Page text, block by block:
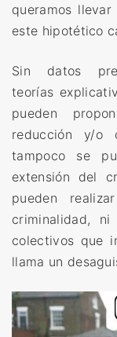
queramos
este hipotético
Sin datos
teorías
pueden
reducción y/o
tampoco se
extensión del
pueden
criminalidad,
colectivos que
llama un